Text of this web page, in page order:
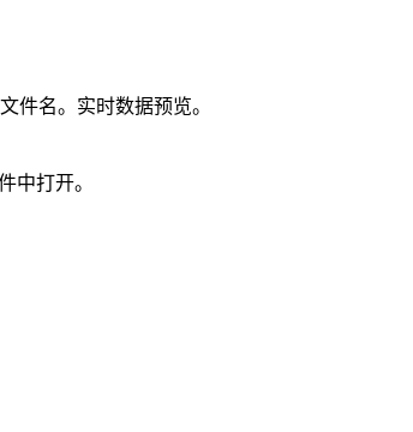
件名。实时数据预览。
中打开。